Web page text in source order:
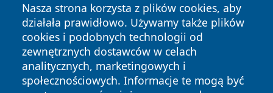
Nasza strona korzysta z plików cookies, aby
działała prawidłowo. Używamy także plików
cookies i podobnych technologii od
zewnętrznych dostawców w celach
analitycznych, marketingowych i
społecznościowych. Informacje te mogą być
Copyright © 2026 wrotazabrza.pl Wszystkie prawa
zastrzeżone.